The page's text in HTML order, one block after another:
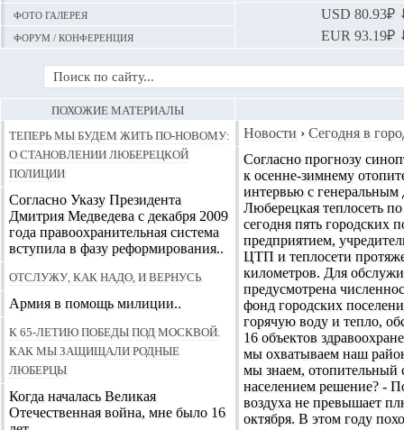
Фото галерея
Форум / конференция
USD 80.93₽
EUR 93.19₽
Новости › Сегодня в
Согласно прогнозу
к осенне-зимнему
интервью с
Люберецкая теплосеть
сегодня пять городских
предприятием,
ЦТП и теплосети
километров. Для
предусмотрена
фонд городских
горячую воду и тепло,
16 объектов
мы охватываем наш
мы знаем, отопительный
населением решение? -
воздуха не превышает
октября. В этом году
ПОХОЖИЕ МАТЕРИАЛЫ
Теперь мы будем жить по-новому:
о становлении люберецкой
полиции
Согласно Указу Президента
Дмитрия Медведева с декабря 2009
года правоохранительная система
вступила в фазу реформирования..
Отслужу, как надо, и вернусь
Армия в помощь милиции..
К 65-летию победы под Москвой.
Как мы защищали родные
Люберцы
Когда началась Великая
Отечественная война, мне было 16